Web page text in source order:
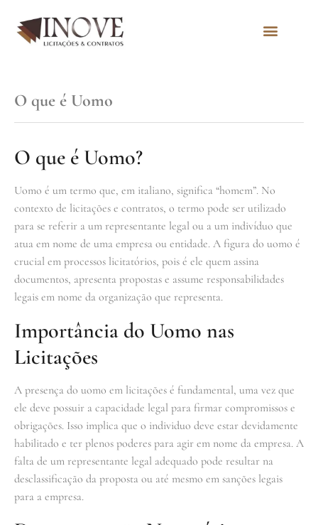
O que é Uomo
O que é Uomo?
Uomo é um termo que, em italiano, significa “homem”. No
contexto de licitações e contratos, o termo pode ser utilizado
para se referir a um representante legal ou a um indivíduo que
atua em nome de uma empresa ou entidade. A figura do uomo é
crucial em processos licitatórios, pois é ele quem assina
documentos, apresenta propostas e assume responsabilidades
legais em nome da organização que representa.
Importância do Uomo nas
Licitações
A presença do uomo em licitações é fundamental, uma vez que
ele deve possuir a capacidade legal para firmar compromissos e
obrigações. Isso implica que o individuo deve estar devidamente
habilitado e ter plenos poderes para agir em nome da empresa. A
falta de um representante legal adequado pode resultar na
desclassificação da proposta ou até mesmo em sanções legais
para a empresa.